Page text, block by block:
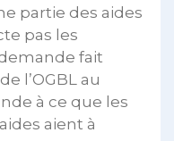
partie des aides
pas les
fait
l’OGBL au
à ce que les
aient à